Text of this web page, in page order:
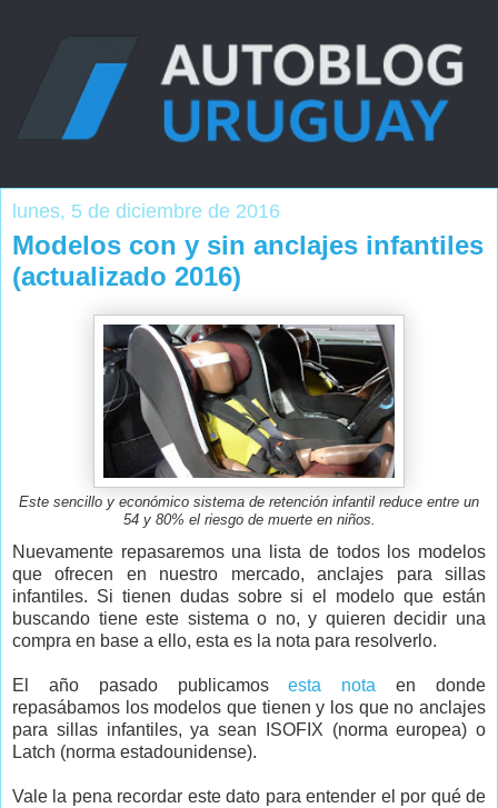
lunes, 5 de diciembre de 2016
Modelos con y sin anclajes infantiles
(actualizado 2016)
Este sencillo y económico sistema de retención infantil reduce entre un
54 y 80% el riesgo de muerte en niños.
Nuevamente repasaremos una lista de todos los modelos
que ofrecen en nuestro mercado, anclajes para sillas
infantiles. Si tienen dudas sobre si el modelo que están
buscando tiene este sistema o no, y quieren decidir una
compra en base a ello, esta es la nota para resolverlo.
El año pasado publicamosesta nota en donde
repasábamos los modelos que tienen y los que no anclajes
para sillas infantiles, ya sean ISOFIX (norma europea) o
Latch (norma estadounidense).
Vale la pena recordar este dato para entender el por qué de